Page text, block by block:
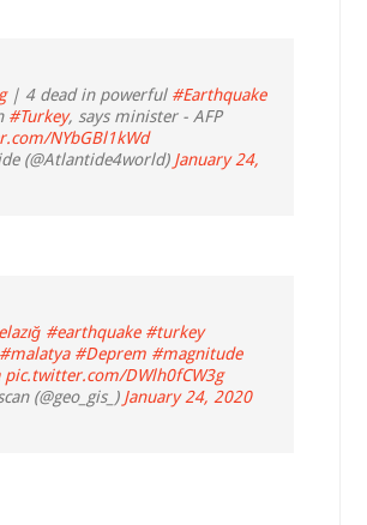
| 4 dead in powerful #Earthquake
#Turkey, says minister - AFP
NYbGBl1kWd
(@Atlantide4world) January 24,
#earthquake #turkey
#malatya #Deprem #magnitude
pic.twitter.com/DWlh0fCW3g
(@geo_gis_) January 24, 2020